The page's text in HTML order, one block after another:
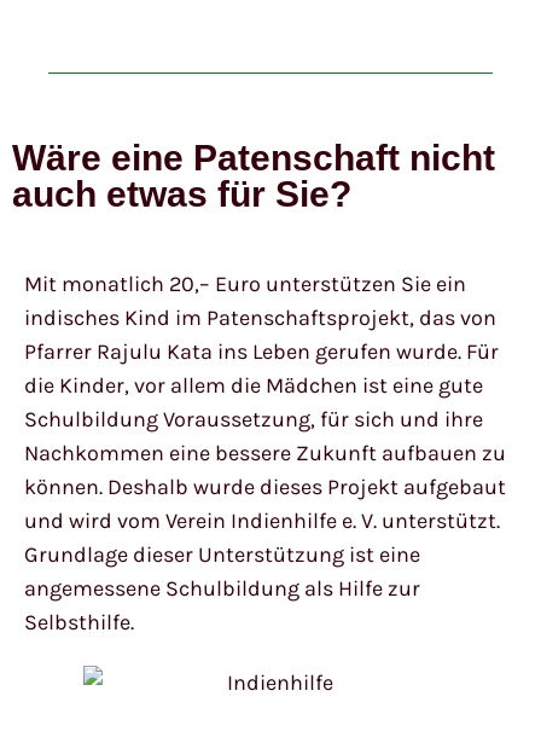
Wäre eine Patenschaft nicht
auch etwas für Sie?
Mit monatlich 20,– Euro unterstützen Sie ein
indisches Kind im Patenschaftsprojekt, das von
Pfarrer Rajulu Kata ins Leben gerufen wurde. Für
die Kinder, vor allem die Mädchen ist eine gute
Schulbildung Voraussetzung, für sich und ihre
Nachkommen eine bessere Zukunft aufbauen zu
können. Deshalb wurde dieses Projekt aufgebaut
und wird vom Verein Indienhilfe e. V. unterstützt.
Grundlage dieser Unterstützung ist eine
angemessene Schulbildung als Hilfe zur
Selbsthilfe.